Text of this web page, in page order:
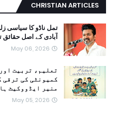
CHRISTIAN ARTICLES
تمل ناڈو کا سیاسی
آبادی کے اصل
May 06, 2026
تعلیم، تربیت
کمیونٹی کی ترقی
منیر ایڈووکیٹ
May 05, 2026